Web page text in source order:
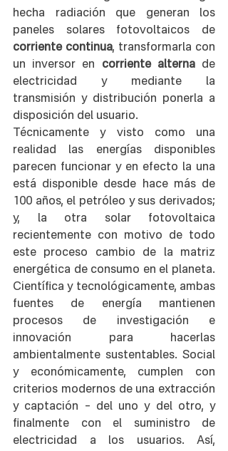
hecha radiación que generan los
corriente continua, transformarla con
un inversor en corriente alterna de
electricidad y mediante la
transmisión y distribución ponerla a
disposición del usuario.
Técnicamente y visto como una
realidad las energías disponibles
parecen funcionar y en efecto la una
está disponible desde hace más de
100 años, el petróleo y sus derivados;
y, la otra solar fotovoltaica
recientemente con motivo de todo
este proceso cambio de la matriz
energética de consumo en el planeta.
Científica y tecnológicamente, ambas
fuentes de energía mantienen
procesos de investigación e
innovación para hacerlas
ambientalmente sustentables. Social
y económicamente, cumplen con
criterios modernos de una extracción
y captación – del uno y del otro, y
finalmente con el suministro de
electricidad a los usuarios. Así,